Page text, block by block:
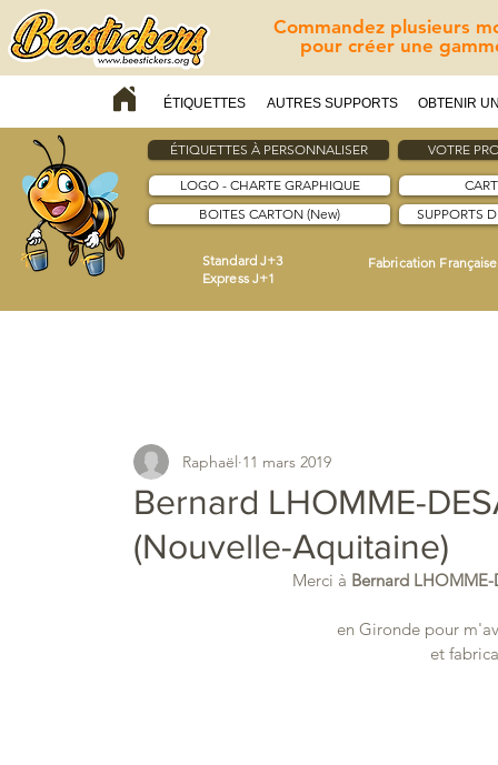
Commandez plusieurs
pour créer une
ÉTIQUETTES AUTRES SUPPORTS OBTENIR
ÉTIQUETTES À PERSONNALISER VOTRE
LOGO - CHARTE GRAPHIQUE
BOITES CARTON (New)
SUPPORTS
Standard J+3
Express J+1
Fabrication Française
Bernard LHOMME-
(Nouvelle-Aquitaine)
Raphaël 11 mars 2019
Merci à Bernard LHOMME-
en Gironde pour
et